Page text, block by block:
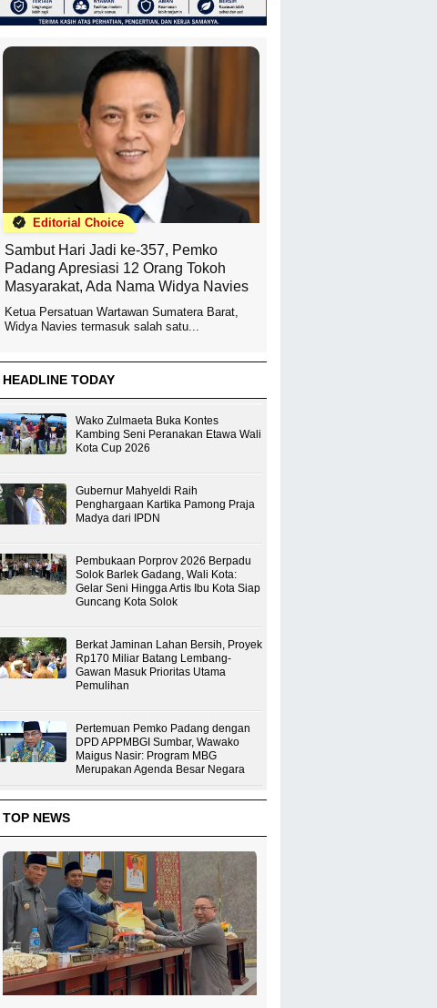
Editorial Choice
Sambut Hari Jadi ke-357, Pemko
Padang Apresiasi 12 Orang Tokoh
Masyarakat, Ada Nama Widya Navies
Ketua Persatuan Wartawan Sumatera Barat,
Widya Navies termasuk salah satu...
HEADLINE TODAY
Wako Zulmaeta Buka Kontes
Kambing Seni Peranakan Etawa Wali
Kota Cup 2026
Gubernur Mahyeldi Raih
Penghargaan Kartika Pamong Praja
Madya dari IPDN
Pembukaan Porprov 2026 Berpadu
Solok Barlek Gadang, Wali Kota:
Gelar Seni Hingga Artis Ibu Kota Siap
Guncang Kota Solok
Berkat Jaminan Lahan Bersih, Proyek
Rp170 Miliar Batang Lembang-
Gawan Masuk Prioritas Utama
Pemulihan
Pertemuan Pemko Padang dengan
DPD APPMBGI Sumbar, Wawako
Maigus Nasir: Program MBG
Merupakan Agenda Besar Negara
TOP NEWS